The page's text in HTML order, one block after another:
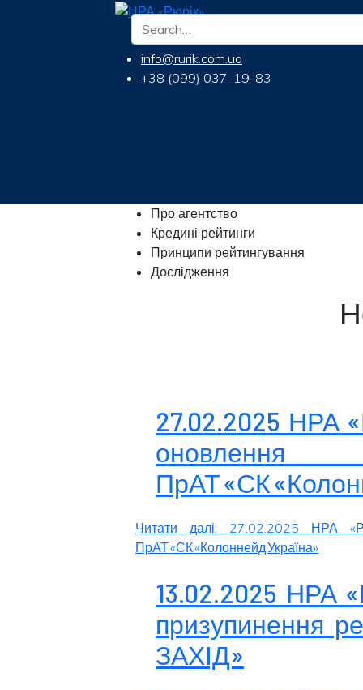
info@rurik.com.ua
+38 (099) 037-19-83
Про агентство
Кредині рейтинги
Принципи рейтингування
Дослідження
27.02.2025 НРА
ПрАТ «СК
Читати далі: 27.02.2025 НРА
ПрАТ «СК «Колоннейд Україна»
13.02.2025 НРА
призупинення
ЗАХІД»